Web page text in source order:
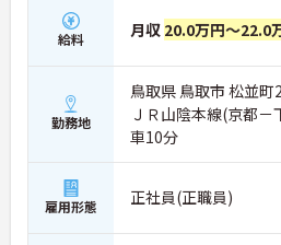
【介護福祉士の経験を活かし、さらな
せる多彩なキャリアパス】
・現場のプロフェッショナルにとどま
ネジャーやセンター長といったマネジ
道が開かれています。
・勤務時間内での資格取得支援制度や
れており、働きながらのスキルアップ
【日々の貢献をダイレクトに評価する
やワークライフバランスの充実】
給料 月収 20.0万円～22.0
勤務地
鳥取県 鳥取市 松並
ＪＲ山陰本線(京都－
車10分
雇用形態 正社員(正職員)